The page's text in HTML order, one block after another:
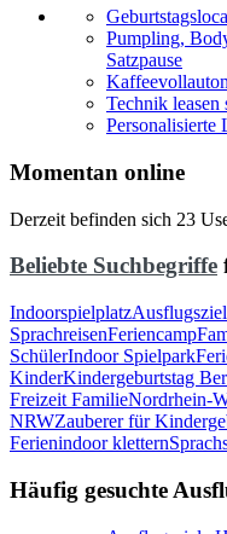
Pumpling,
Satzpause
Technik leasen
Personalisierte
Momentan online
Derzeit befinden sich 23
Beliebte Suchbegriffe
Indoorspielplatz
SprachreisenFeriencamp
SchülerIndoor Spielpark
KinderKindergeburtstag
Freizeit FamilieNordrhein-
NRWZauberer für
Ferienindoor klettern
Häufig gesuchte